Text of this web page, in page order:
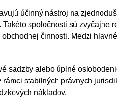
účinný nástroj na
Takéto spoločnosti sú zvyčajne
činnosti. Medzi
sadzby alebo úplné
rámci stabilných právnych
nákladov.